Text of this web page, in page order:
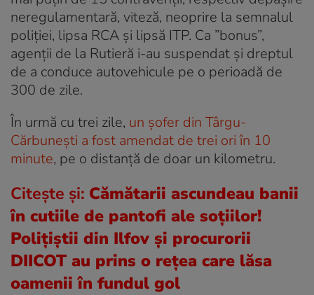
neregulamentară, viteză, neoprire la semnalul
poliției, lipsa RCA și lipsă ITP. Ca ”bonus”,
agenții de la Rutieră i-au suspendat și dreptul
de a conduce autovehicule pe o perioadă de
300 de zile.
În urmă cu trei zile, un șofer din Târgu-
Cărbunești a fost amendat de trei ori în 10
minute, pe o distanță de doar un kilometru.
Citește și: Cămătarii ascundeau banii
în cutiile de pantofi ale soțiilor!
Polițiștii din Ilfov și procurorii
DIICOT au prins o rețea care lăsa
oamenii în fundul gol